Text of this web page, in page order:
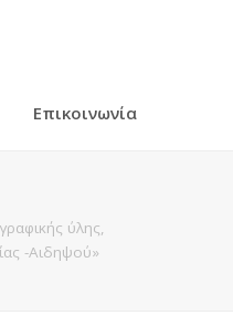
Επικοινωνία
ύλης,
-Αιδηψού»